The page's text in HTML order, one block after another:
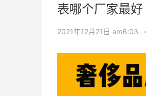
表哪个厂家最好
2021年12月21日 am6:03 •